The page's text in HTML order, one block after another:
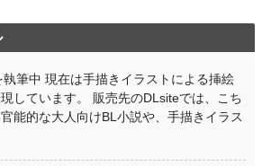
筆中 現在は手描きイラストによる挿絵
しています。 販売先のDLsiteでは、こち
能的な大人向けBL小説や、手描きイラス